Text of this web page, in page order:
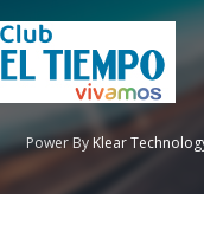
Power By Klear